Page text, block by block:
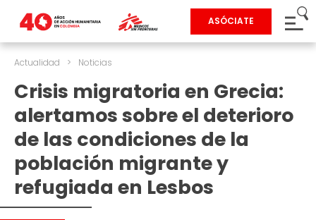
ASÓCIATE
Actualidad > Noticias
Crisis migratoria en Grecia:
alertamos sobre el deterioro
de las condiciones de la
población migrante y
refugiada en Lesbos